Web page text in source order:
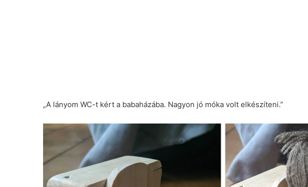
„A lányom WC-t kért a babaházába. Nagyon jó móka volt elkészíteni.”